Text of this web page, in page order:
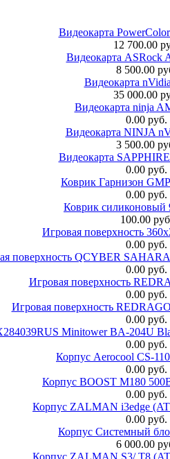
Видеокарта
12 700.00
Видеокарта ASRock
8 500.00
Видеокарта
35 000.00
Видеокарта ninja
0.00 руб.
Видеокарта NINJA
3 500.00
Видеокарта
0.00 руб.
Коврик Гарнизон
0.00 руб.
Коврик силиконовый
100.00
Игровая поверхность
0.00 руб.
поверхность QCYBER
0.00 руб.
Игровая поверхность
0.00 руб.
Игровая поверхность
0.00 руб.
Minitower BA-204U
0.00 руб.
Корпус Aerocool CS-
0.00 руб.
Корпус BOOST M180
0.00 руб.
Корпус ZALMAN i3edge
0.00 руб.
Корпус Системный
6 000.00
Корпус ZALMAN S3/ T8